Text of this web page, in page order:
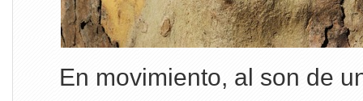
En movimiento, al son de